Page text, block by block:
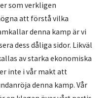
som verkligen
att förstå vilka
denna kamp är vi
dess dåliga sidor. Likväl
av starka ekonomiska
inte i vår makt att
denna kamp. Vår